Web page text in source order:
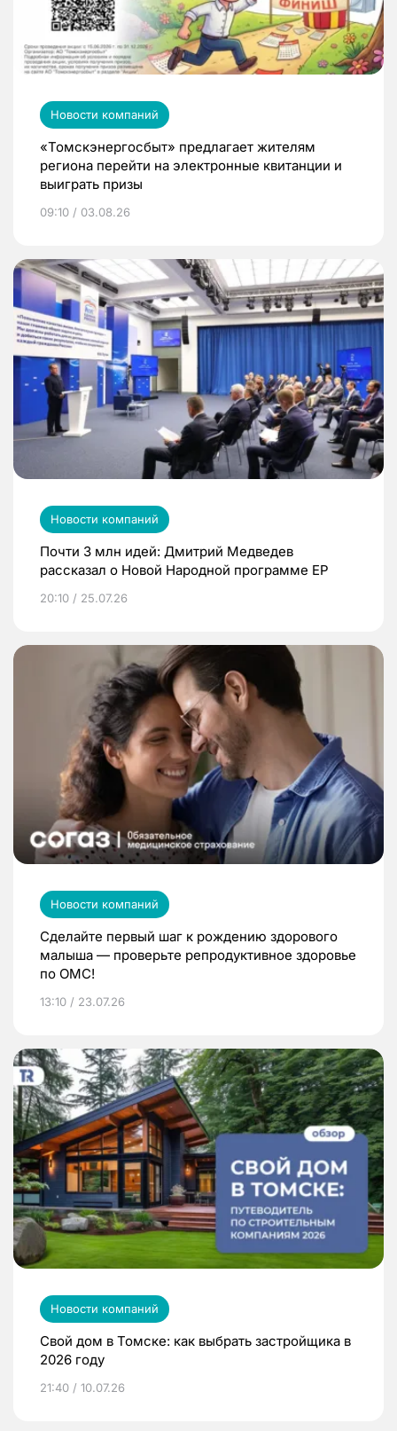
Новости компаний
«Томскэнергосбыт» предлагает жителям
региона перейти на электронные квитанции и
выиграть призы
09:10 / 03.08.26
Новости компаний
Почти 3 млн идей: Дмитрий Медведев
рассказал о Новой Народной программе ЕР
20:10 / 25.07.26
Новости компаний
Сделайте первый шаг к рождению здорового
малыша — проверьте репродуктивное здоровье
по ОМС!
13:10 / 23.07.26
Новости компаний
Свой дом в Томске: как выбрать застройщика в
2026 году
21:40 / 10.07.26